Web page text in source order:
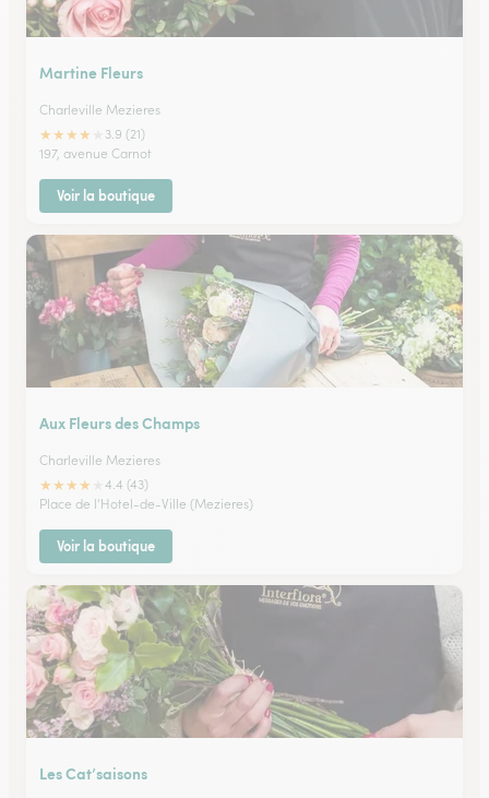
Martine Fleurs
Charleville Mezieres
★★★★
3.9 (21)
197, avenue Carnot
Voir la boutique
Aux Fleurs des Champs
Charleville Mezieres
★★★★
4.4 (43)
Place de l'Hotel-de-Ville (Mezieres)
Voir la boutique
Les Cat’saisons